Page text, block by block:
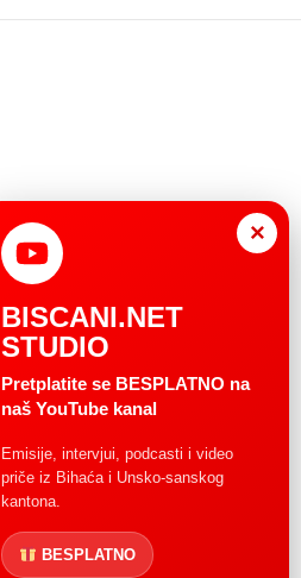
×
BISCANI.NET
STUDIO
Pretplatite se BESPLATNO na
naš YouTube kanal
Emisije, intervjui, podcasti i video
priče iz Bihaća i Unsko-sanskog
kantona.
BESPLATNO